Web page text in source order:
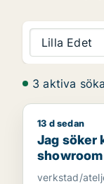
Lilla Edet
3 aktiva
Jag söker
13 d sedan
Jag söker
verkstad/